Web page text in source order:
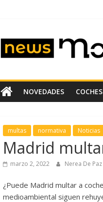
News
Motoreto
Noticias
de
de
ocasión
NOVEDADES
multas normativa Noticias
Madrid
marzo 2, 2022 Nerea De Paz
¿Puede Madrid multar a
medioambiental siguen